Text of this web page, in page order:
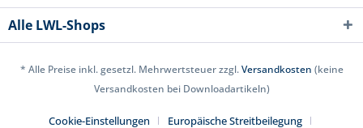
Alle LWL-Shops
* Alle Preise inkl. gesetzl. Mehrwertsteuer zzgl.Versandkosten (keine
Versandkosten bei Downloadartikeln)
Cookie-Einstellungen
Europäische Streitbeilegung